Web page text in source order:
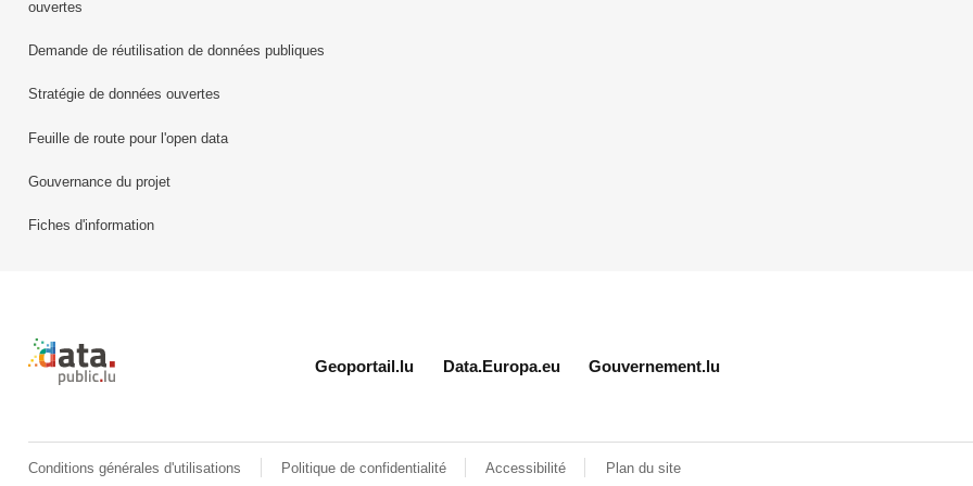
ouvertes
Demande de réutilisation de données publiques
Stratégie de données ouvertes
Feuille de route pour l'open data
Gouvernance du projet
Fiches d'information
Retour à l'accueil de data.public.lu
Geoportail.lu Data.Europa.eu Gouvernement.lu
Conditions générales d'utilisations Politique de confidentialité Accessibilité Plan du site